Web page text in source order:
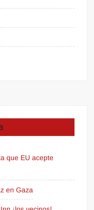
que EU acepte
en Gaza